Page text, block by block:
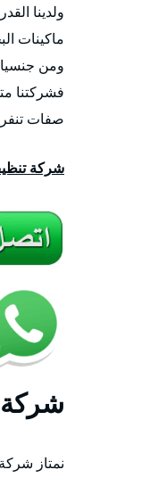
ولدينا
ماكينات
ومن
فشركتنا
صفات
شركة
نمتاز